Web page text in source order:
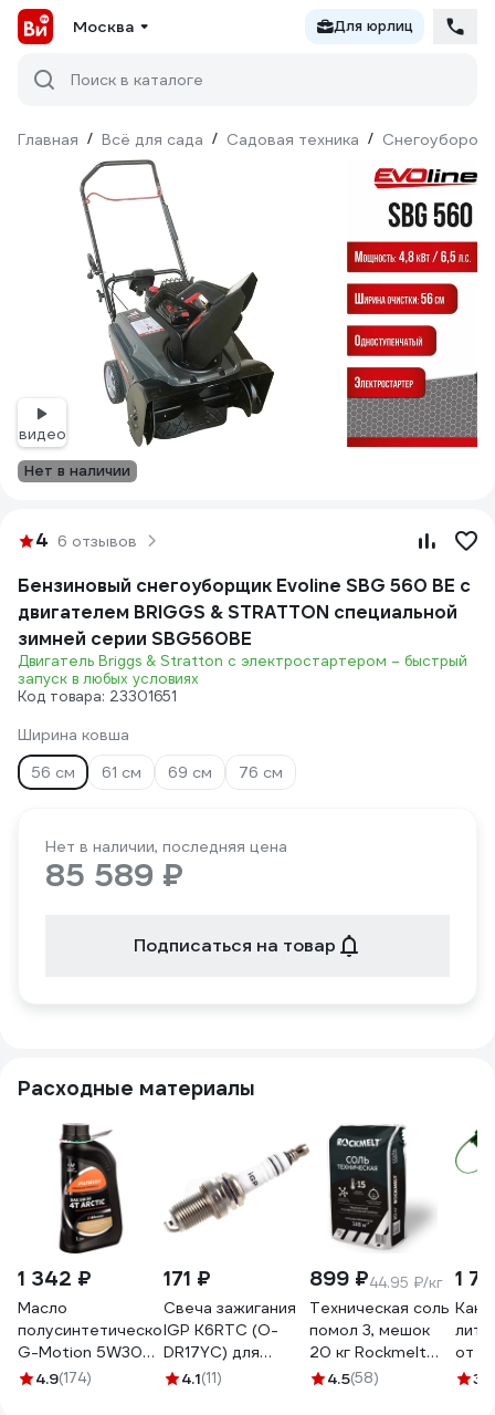
Москва Для юрлиц
Поиск в каталоге
Главная / Всё для сада / Садовая техника /
видео
Нет в наличии
4 6 отзывов
Бензиновый снегоуборщик Evoline SBG 560 BE с
двигателем BRIGGS & STRATTON специальной
зимней серии SBG560BE
Двигатель Briggs & Stratton с электростартером – быстрый
запуск в любых условиях
Код товара: 23301651
Ширина ковша
56 см
61 см 69 см 76 см
Нет в наличии, последняя цена
85 589 ₽
Подписаться на товар
Расходные материалы
1 342 ₽
Масло
полусинтетическое
G-Motion 5W30
4Т ARCTIC (1 л)
4.9(174)
171 ₽
Свеча зажигания
IGP K6RTC (O-
DR17YC) для
верхнеклапанных
4.1(11)
899 ₽44.95 ₽/кг
Техническая соль
помол 3, мешок
20 кг Rockmelt
65387
4.5(58)
1
от
3.8